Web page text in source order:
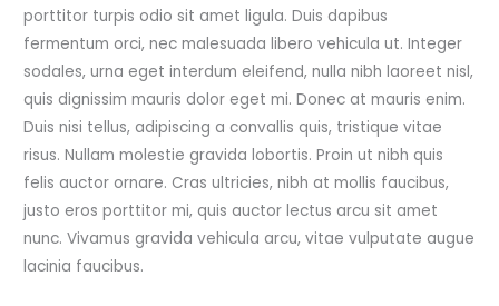
porttitor turpis odio sit amet ligula. Duis dapibus
fermentum orci, nec malesuada libero vehicula ut. Integer
sodales, urna eget interdum eleifend, nulla nibh laoreet nisl,
quis dignissim mauris dolor eget mi. Donec at mauris enim.
Duis nisi tellus, adipiscing a convallis quis, tristique vitae
risus. Nullam molestie gravida lobortis. Proin ut nibh quis
felis auctor ornare. Cras ultricies, nibh at mollis faucibus,
justo eros porttitor mi, quis auctor lectus arcu sit amet
nunc. Vivamus gravida vehicula arcu, vitae vulputate augue
lacinia faucibus.